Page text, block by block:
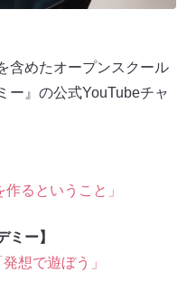
含めたオープンスクール
ー』の公式YouTubeチャ
作るということ」
ミー】
発想で遊ぼう」